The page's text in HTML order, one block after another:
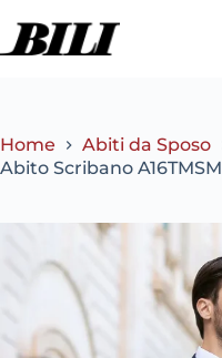
contenuto
Home Abiti da Sposo
Abito Scribano A16TMSM